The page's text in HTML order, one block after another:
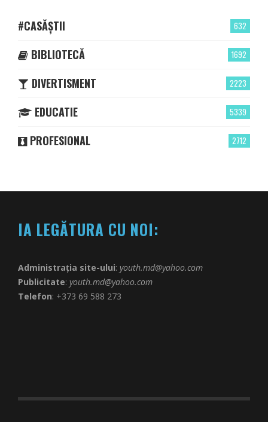
632
#CASĂȘTII
1692
BIBLIOTECĂ
2223
DIVERTISMENT
5339
EDUCATIE
2712
PROFESIONAL
IA LEGĂTURA CU NOI:
Administrația site-ului: youth.md@yahoo.com
Publicitate: youth.md@yahoo.com
Telefon: +373 69 588 273